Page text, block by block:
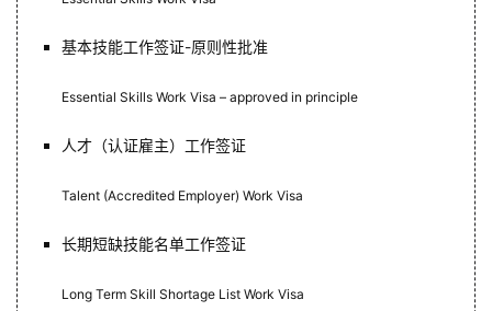
基本技能工作签证-原则性批准
Essential Skills Work Visa – approved in principle
人才（认证雇主）工作签证
Talent (Accredited Employer) Work Visa
长期短缺技能名单工作签证
Long Term Skill Shortage List Work Visa